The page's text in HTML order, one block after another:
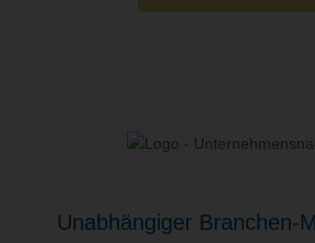
Unabhängiger Branchen-